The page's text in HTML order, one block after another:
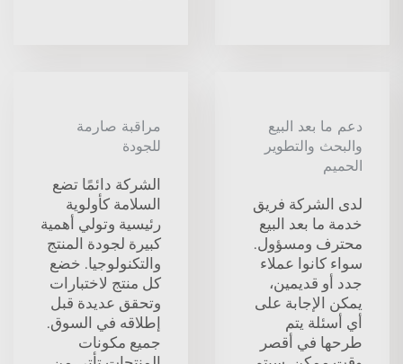
دعم ما بعد البيع
والبحث والتطوير
الحميم
لدى الشركة فريق
خدمة ما بعد البيع
محترف ومسؤول.
سواء كانوا عملاء
جدد أو قديمين،
يمكن الإجابة على
أي أسئلة يتم
طرحها في أقصر
مراقبة صارمة
للجودة
الشركة دائمًا تضع
السلامة كأولوية
رئيسية وتولي أهمية
كبيرة لجودة المنتج
والتكنولوجيا. خضع
كل منتج لاختبارات
وتحقق عديدة قبل
إطلاقه في السوق.
جميع مكونات